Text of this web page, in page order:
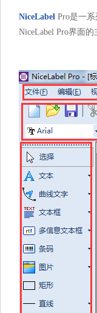
NiceLabel Pro是一
NiceLabel Pro界面的